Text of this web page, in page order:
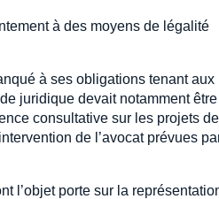
à des moyens de légalité
à ses obligations tenant aux
juridique devait notamment être
consultative sur les projets
de l’avocat prévues
l’objet porte sur la